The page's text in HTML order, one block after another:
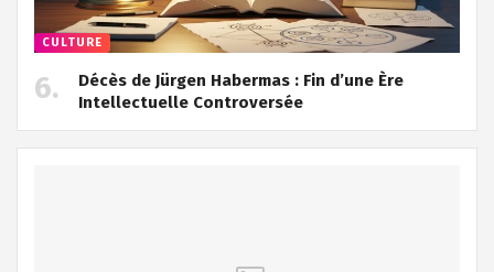
CULTURE
Décès de Jürgen Habermas : Fin d’une Ère
Intellectuelle Controversée